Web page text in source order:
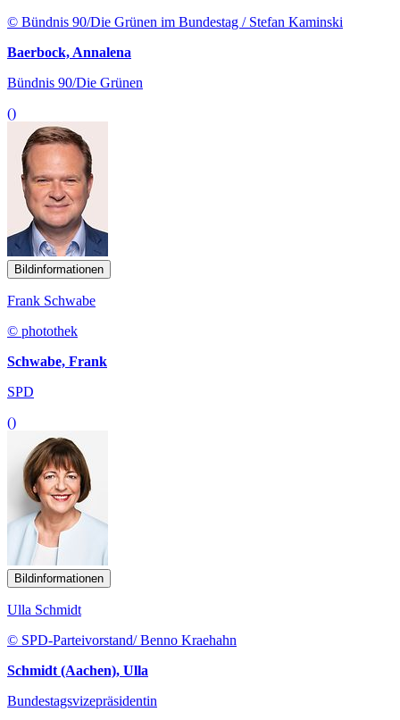
© Bündnis 90/Die Grünen im Bundestag / Stefan Kaminski
Baerbock, Annalena
Bündnis 90/Die Grünen
()
Bildinformationen
Frank Schwabe
© photothek
Schwabe, Frank
SPD
()
Bildinformationen
Ulla Schmidt
© SPD-Parteivorstand/ Benno Kraehahn
Schmidt (Aachen), Ulla
Bundestagsvizepräsidentin